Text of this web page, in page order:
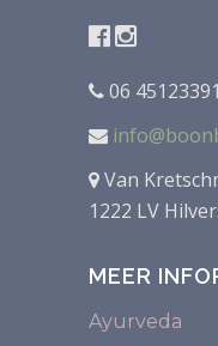
06 45123391
Van
1222 LV
MEER
Ayurveda